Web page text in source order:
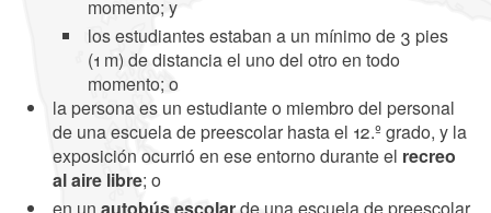
momento; y
los estudiantes estaban a un mínimo de 3 pies
(1 m) de distancia el uno del otro en todo
momento; o
la persona es un estudiante o miembro del personal
de una escuela de preescolar hasta el 12.º grado, y la
exposición ocurrió en ese entorno durante el recreo
al aire libre; o
en un autobús escolarde una escuela de preescolar